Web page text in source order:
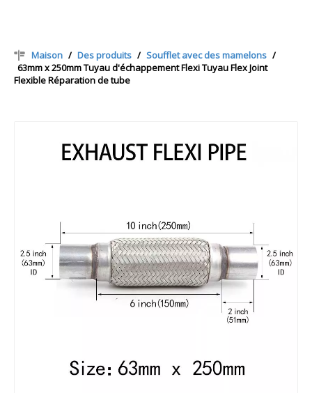
Maison / Des produits / Soufflet avec des mamelons /
63mm x 250mm Tuyau d'échappement Flexi Tuyau Flex Joint
Flexible Réparation de tube